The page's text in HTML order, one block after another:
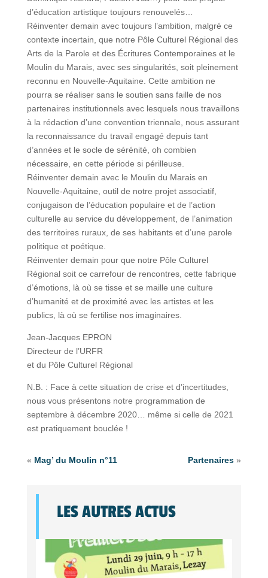
d’éducation artistique toujours renouvelés…
Réinventer demain avec toujours l’ambition, malgré ce
contexte incertain, que notre Pôle Culturel Régional des
Arts de la Parole et des Écritures Contemporaines et le
Moulin du Marais, avec ses singularités, soit pleinement
reconnu en Nouvelle-Aquitaine. Cette ambition ne
pourra se réaliser sans le soutien sans faille de nos
partenaires institutionnels avec lesquels nous travaillons
à la rédaction d’une convention triennale, nous assurant
la reconnaissance du travail engagé depuis tant
d’années et le socle de sérénité, oh combien
nécessaire, en cette période si périlleuse.
Réinventer demain avec le Moulin du Marais en
Nouvelle-Aquitaine, outil de notre projet associatif,
conjugaison de l’éducation populaire et de l’action
culturelle au service du développement, de l’animation
des territoires ruraux, de ses habitants et d’une parole
politique et poétique.
Réinventer demain pour que notre Pôle Culturel
Régional soit ce carrefour de rencontres, cette fabrique
d’émotions, là où se tisse et se maille une culture
d’humanité et de proximité avec les artistes et les
publics, là où se fertilise nos imaginaires.
Jean-Jacques EPRON
Directeur de l’URFR
et du Pôle Culturel Régional
N.B. : Face à cette situation de crise et d’incertitudes,
nous vous présentons notre programmation de
septembre à décembre 2020… même si celle de 2021
est pratiquement bouclée !
« Mag’ du Moulin n°11 Partenaires »
LES AUTRES ACTUS